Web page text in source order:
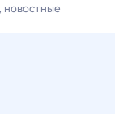
новостные